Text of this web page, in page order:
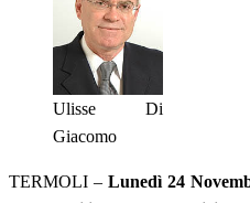
Ulisse Di
Giacomo
TERMOLI – Lunedì 24